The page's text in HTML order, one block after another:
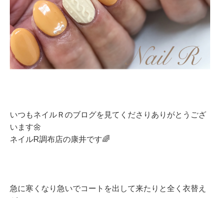
いつもネイルＲのブログを見てくださりありがとうござ
います🌼
ネイルR調布店の康井です🌈
急に寒くなり急いでコートを出して来たりと全く衣替え